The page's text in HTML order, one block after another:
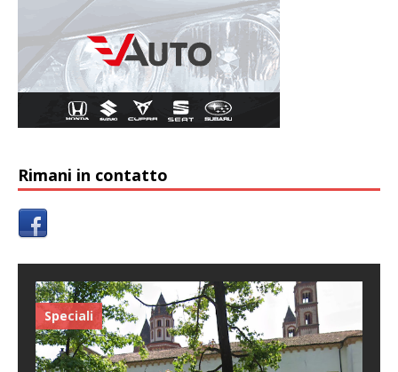
Rimani in contatto
Speciali